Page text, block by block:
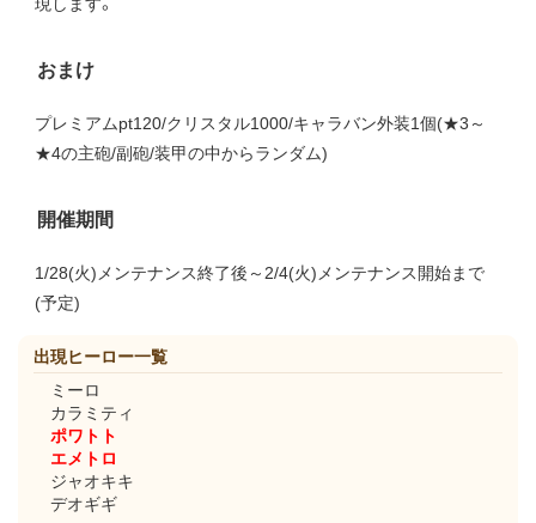
おまけ
プレミアムpt120/クリスタル1000/キャラバン外装1個(★3～
★4の主砲/副砲/装甲の中からランダム)
開催期間
1/28(火)メンテナンス終了後～2/4(火)メンテナンス開始まで
(予定)
出現ヒーロー一覧
ミーロ
カラミティ
ポワトト
エメトロ
ジャオキキ
デオギギ